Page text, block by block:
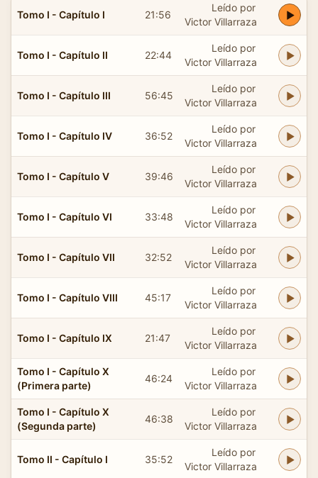
Tomo I - Capítulo I 21:56
Leído por
Victor Villarraza
Tomo I - Capítulo II 22:44
Leído por
Victor Villarraza
Tomo I - Capítulo III 56:45
Leído por
Victor Villarraza
Tomo I - Capítulo IV 36:52
Leído por
Victor Villarraza
Tomo I - Capítulo V 39:46
Leído por
Victor Villarraza
Tomo I - Capítulo VI 33:48
Leído por
Victor Villarraza
Tomo I - Capítulo VII 32:52
Leído por
Victor Villarraza
Tomo I - Capítulo VIII 45:17
Leído por
Victor Villarraza
Tomo I - Capítulo IX 21:47
Leído por
Victor Villarraza
Tomo I - Capítulo X
(Primera parte)
46:24
Leído por
Victor Villarraza
Tomo I - Capítulo X
(Segunda parte)
46:38
Leído por
Victor Villarraza
Tomo II - Capítulo I 35:52
Leído por
Victor Villarraza